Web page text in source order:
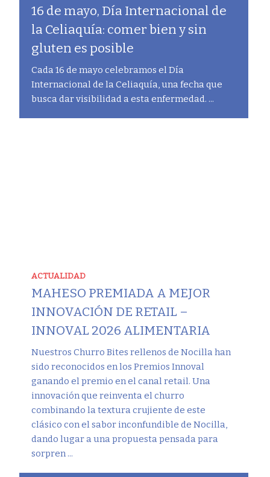
16 de mayo, Día Internacional de
la Celiaquía: comer bien y sin
gluten es posible
Cada 16 de mayo celebramos el Día
Internacional de la Celiaquía, una fecha que
busca dar visibilidad a esta enfermedad. ...
ACTUALIDAD
MAHESO PREMIADA A MEJOR
INNOVACIÓN DE RETAIL –
INNOVAL 2026 ALIMENTARIA
Nuestros Churro Bites rellenos de Nocilla han
sido reconocidos en los Premios Innoval
ganando el premio en el canal retail. Una
innovación que reinventa el churro
combinando la textura crujiente de este
clásico con el sabor inconfundible de Nocilla,
dando lugar a una propuesta pensada para
sorpren ...